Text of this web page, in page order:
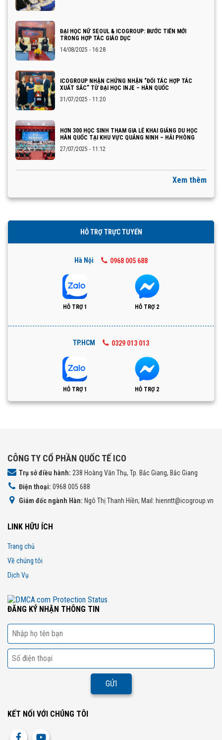
ĐẠI HỌC NỮ SEOUL & ICOGROUP: BƯỚC TIẾN MỚI
TRONG HỢP TÁC GIÁO DỤC
14/08/2025 - 16:28
ICOGROUP NHẬN CHỨNG NHẬN “ĐỐI TÁC HỢP TÁC
XUẤT SẮC” TỪ ĐẠI HỌC INJE – HÀN QUỐC
31/07/2025 - 11:20
HƠN 300 HỌC SINH THAM GIA LỄ KHAI GIẢNG DU HỌC
HÀN QUỐC TẠI KHU VỰC QUẢNG NINH – HẢI PHÒNG
27/07/2025 - 11:12
Xem thêm
HỖ TRỢ TRỰC TUYẾN
Hà Nội 0968 005 688
HỖ TRỢ 1 HỖ TRỢ 2
TP.HCM 0329 013 013
HỖ TRỢ 1 HỖ TRỢ 2
CÔNG TY CỔ PHẦN QUỐC TẾ ICO
Trụ sở điều hành: 238 Hoàng Văn Thụ, Tp. Bắc Giang, Bắc Giang
Điện thoại: 0968 005 688
Giám đốc ngành Hàn: Ngô Thị Thanh Hiền; Mail: hienntt@icogroup.vn
LINK HỮU ÍCH
Trang chủ
Về chúng tôi
Dịch Vụ
ĐĂNG KÝ NHẬN THÔNG TIN
KẾT NỐI VỚI CHÚNG TÔI